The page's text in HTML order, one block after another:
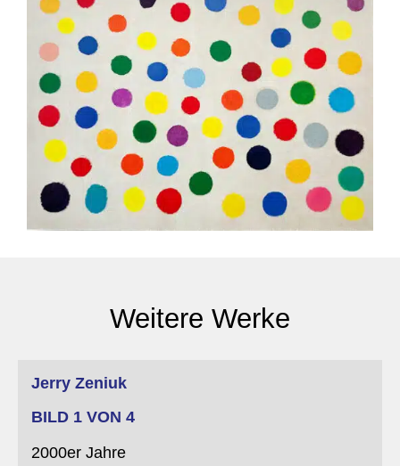
Weitere Werke
Jerry Zeniuk
BILD 1 VON 4
2000er Jahre